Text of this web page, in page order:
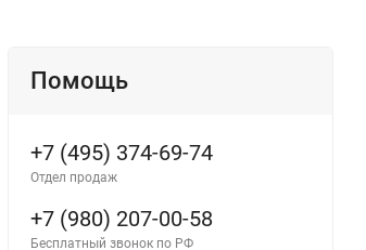
Помощь
+7 (495) 374-69-74
Отдел продаж
+7 (980) 207-00-58
Бесплатный звонок по РФ